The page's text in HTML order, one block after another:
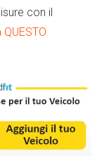
con il